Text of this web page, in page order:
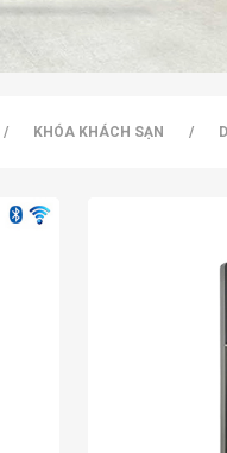
/ KHÓA KHÁCH SẠN /
khách sạn online hoặc
linh hoạt và tiện dụng
phòng… Bạn có thể mở
năng chống nước IP55,